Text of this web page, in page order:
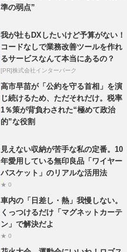
準の弱点”
我が社もDXしたいけど予算がない！
コードなしで業務改善ツールを作れ
るサービスなんて本当にあるの？
[PR]株式会社インターパーク
高市早苗が「公約を守る首相」を演
じ続けるため、ただそれだけ。税率
1％策が背負わされた“極めて政治
的”な役割
見えない収納が苦手な私の定番。10
年愛用している無印良品「ワイヤー
バスケット」のリアルな活用法
★ 0
車内の「日差し・熱」我慢しない。
くっつけるだけ「マグネットカーテ
ン」で解決だよ
★ 0